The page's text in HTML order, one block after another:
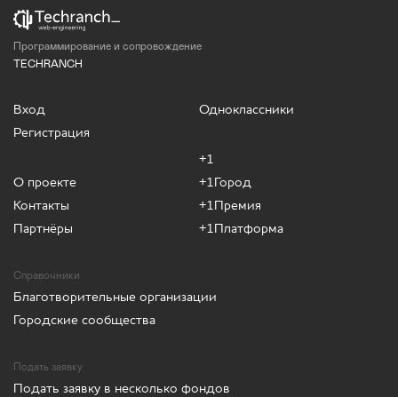
Программирование и сопровождение
TECHRANCH
Вход
Регистрация
О проекте
Контакты
Партнёры
Одноклассники
+1
+1Город
+1Премия
+1Платформа
Справочники
Благотворительные организации
Городские сообщества
Подать заявку
Подать заявку в несколько фондов